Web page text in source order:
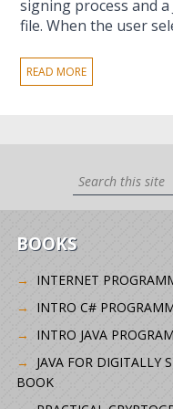
signing process and
file. When the user
READ MORE
BOOKS
INTERNET
INTRO C#
INTRO JAVA
JAVA FOR DIGITALLY
BOOK